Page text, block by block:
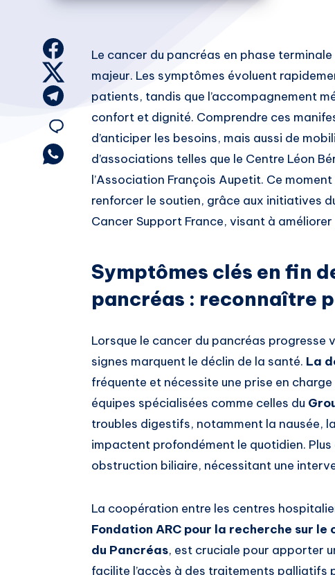
Share
Facebook
Share
Twitter
Share
Telegram
Share
Email
Share
Whatsapp
Le cancer du pancréas en phase
majeur. Les symptômes évoluent
patients, tandis que l’accompagnement
confort et dignité. Comprendre ces
d’anticiper les besoins, mais aussi de
d’associations telles que le Centre Léon
l’Association François Aupetit. Ce
renforcer le soutien, grâce aux initiatives
Cancer Support France, visant à
Symptômes clés en fin
pancréas : reconnaître
Lorsque le cancer du pancréas progresse
signes marquent le déclin de la santé. La
fréquente et nécessite une prise en
équipes spécialisées comme celles du
troubles digestifs, notamment la nausée,
impactent profondément le quotidien. Plus
obstruction biliaire, nécessitant une
La coopération entre les centres
Fondation ARC pour la recherche sur le
du Pancréas, est cruciale pour apporter
facilite l’accès à des traitements